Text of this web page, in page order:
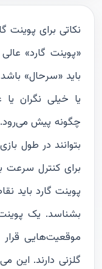
نکاتی برای
«پوینت گارد»
یا خیلی نگران
چگونه پیش می‌رود.
بتوانند در طول
برای کنترل سرعت
پوینت گارد باید
بشناسد. یک
موقعیت‌هایی
گلزنی دارند. این